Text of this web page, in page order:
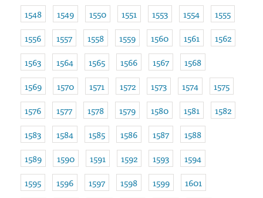
1548
1549 1550 1551 1553 1554
1555
1556
1557 1558 1559 1560 1561
1562
1563
1564 1565 1566 1567
1568
1569
1570 1571 1572 1573 1574
1575
1576
1577 1578 1579 1580 1581
1582
1583
1584 1585 1586 1587
1588
1589
1590 1591 1592 1593
1594
1595
1596 1597 1598 1599
1601